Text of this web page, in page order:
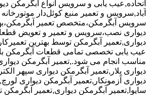
اتحاده,عیب یابی و سرویس انواع آبگرمکن
آباد,سرویس و تعمیر منبع کوئل‌دار موتورخانه
سرویس آبگرمکن،متخصص تعمیر
دیواری نصب،سرویس و تعمیر و تعویض
دیواری,تعمیر آبگرمکن توسط بهترین
عیب یابی تخصصی تمامی قطعات آبگرمکن با
مناسب انجام می شود.,تعمیر آبگرمکن
دیواری پلار,تعمیر آبگرمکن دیواری سپهر
دیواری آزمونکار,تعمیر آبگرمکن دیواری
سایوا,تعمیر آبگرمکن دیواری,تعمیر آبگرمکن